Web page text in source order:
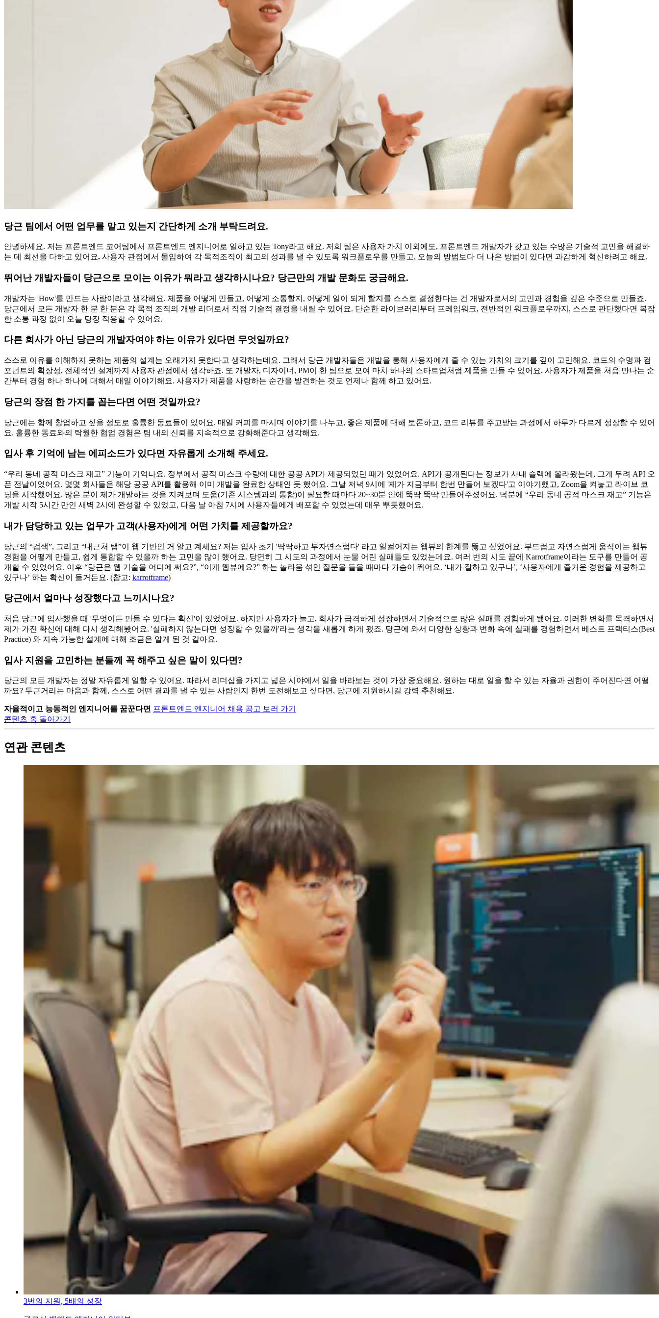
당근 팀에서 어떤 업무를 맡고 있는지 간단하게 소개 부탁드려요.
안녕하세요. 저는 프론트엔드 코어팀에서 프론트엔드 엔지니어로 일하고 있는 Tony라고 해요. 저희 팀은 사용자 가치 이외에도, 프론트엔드 개발자가 갖고 있는 수많은 기술적 고민을 해결하
는 데 최선을 다하고 있어요. 사용자 관점에서 몰입하여 각 목적조직이 최고의 성과를 낼 수 있도록 워크플로우를 만들고, 오늘의 방법보다 더 나은 방법이 있다면 과감하게 혁신하려고 해요.
뛰어난 개발자들이 당근으로 모이는 이유가 뭐라고 생각하시나요? 당근만의 개발 문화도 궁금해요.
개발자는 'How'를 만드는 사람이라고 생각해요. 제품을 어떻게 만들고, 어떻게 소통할지, 어떻게 일이 되게 할지를 스스로 결정한다는 건 개발자로서의 고민과 경험을 깊은 수준으로 만들죠.
당근에서 모든 개발자 한 분 한 분은 각 목적 조직의 개발 리더로서 직접 기술적 결정을 내릴 수 있어요. 단순한 라이브러리부터 프레임워크, 전반적인 워크플로우까지, 스스로 판단했다면 복잡
한 소통 과정 없이 오늘 당장 적용할 수 있어요.
다른 회사가 아닌 당근의 개발자여야 하는 이유가 있다면 무엇일까요?
스스로 이유를 이해하지 못하는 제품의 설계는 오래가지 못한다고 생각하는데요. 그래서 당근 개발자들은 개발을 통해 사용자에게 줄 수 있는 가치의 크기를 깊이 고민해요. 코드의 수명과 컴
포넌트의 확장성, 전체적인 설계까지 사용자 관점에서 생각하죠. 또 개발자, 디자이너, PM이 한 팀으로 모여 마치 하나의 스타트업처럼 제품을 만들 수 있어요. 사용자가 제품을 처음 만나는 순
간부터 경험 하나 하나에 대해서 매일 이야기해요. 사용자가 제품을 사랑하는 순간을 발견하는 것도 언제나 함께 하고 있어요.
당근의 장점 한 가지를 꼽는다면 어떤 것일까요?
당근에는 함께 창업하고 싶을 정도로 훌륭한 동료들이 있어요. 매일 커피를 마시며 이야기를 나누고, 좋은 제품에 대해 토론하고, 코드 리뷰를 주고받는 과정에서 하루가 다르게 성장할 수 있어
요. 훌륭한 동료와의 탁월한 협업 경험은 팀 내의 신뢰를 지속적으로 강화해준다고 생각해요.
입사 후 기억에 남는 에피소드가 있다면 자유롭게 소개해 주세요.
“우리 동네 공적 마스크 재고” 기능이 기억나요. 정부에서 공적 마스크 수량에 대한 공공 API가 제공되었던 때가 있었어요. API가 공개된다는 정보가 사내 슬랙에 올라왔는데, 그게 무려 API 오
픈 전날이었어요. 몇몇 회사들은 해당 공공 API를 활용해 이미 개발을 완료한 상태인 듯 했어요. 그날 저녁 9시에 '제가 지금부터 한번 만들어 보겠다'고 이야기했고, Zoom을 켜놓고 라이브 코
딩을 시작했어요. 많은 분이 제가 개발하는 것을 지켜보며 도움(기존 시스템과의 통합)이 필요할 때마다 20~30분 안에 뚝딱 뚝딱 만들어주셨어요. 덕분에 “우리 동네 공적 마스크 재고” 기능은
개발 시작 5시간 만인 새벽 2시에 완성할 수 있었고, 다음 날 아침 7시에 사용자들에게 배포할 수 있었는데 매우 뿌듯했어요.
내가 담당하고 있는 업무가 고객(사용자)에게 어떤 가치를 제공할까요?
당근의 “검색”, 그리고 “내근처 탭”이 웹 기반인 거 알고 계세요? 저는 입사 초기 '딱딱하고 부자연스럽다' 라고 일컬어지는 웹뷰의 한계를 뚫고 싶었어요. 부드럽고 자연스럽게 움직이는 웹뷰
경험을 어떻게 만들고, 쉽게 통합할 수 있을까 하는 고민을 많이 했어요. 당연히 그 시도의 과정에서 눈물 어린 실패들도 있었는데요. 여러 번의 시도 끝에 Karrotframe이라는 도구를 만들어 공
개할 수 있었어요. 이후 “당근은 웹 기술을 어디에 써요?”, “이게 웹뷰에요?” 하는 놀라움 섞인 질문을 들을 때마다 가슴이 뛰어요. ‘내가 잘하고 있구나’, ‘사용자에게 즐거운 경험을 제공하고
있구나’ 하는 확신이 들거든요. (참고: karrotframe)
당근에서 얼마나 성장했다고 느끼시나요?
처음 당근에 입사했을 때 '무엇이든 만들 수 있다는 확신'이 있었어요. 하지만 사용자가 늘고, 회사가 급격하게 성장하면서 기술적으로 많은 실패를 경험하게 됐어요. 이러한 변화를 목격하면서
제가 가진 확신에 대해 다시 생각해봤어요. '실패하지 않는다면 성장할 수 있을까'라는 생각을 새롭게 하게 됐죠. 당근에 와서 다양한 상황과 변화 속에 실패를 경험하면서 베스트 프랙티스(Best
Practice) 와 지속 가능한 설계에 대해 조금은 알게 된 것 같아요.
입사 지원을 고민하는 분들께 꼭 해주고 싶은 말이 있다면?
당근의 모든 개발자는 정말 자유롭게 일할 수 있어요. 따라서 리더십을 가지고 넓은 시야에서 일을 바라보는 것이 가장 중요해요. 원하는 대로 일을 할 수 있는 자율과 권한이 주어진다면 어떨
까요? 두근거리는 마음과 함께, 스스로 어떤 결과를 낼 수 있는 사람인지 한번 도전해보고 싶다면, 당근에 지원하시길 강력 추천해요.
자율적이고 능동적인 엔지니어를 꿈꾼다면 프론트엔드 엔지니어 채용 공고 보러 가기
콘텐츠 홈 돌아가기
연관 콘텐츠
3번의 지원, 5배의 성장